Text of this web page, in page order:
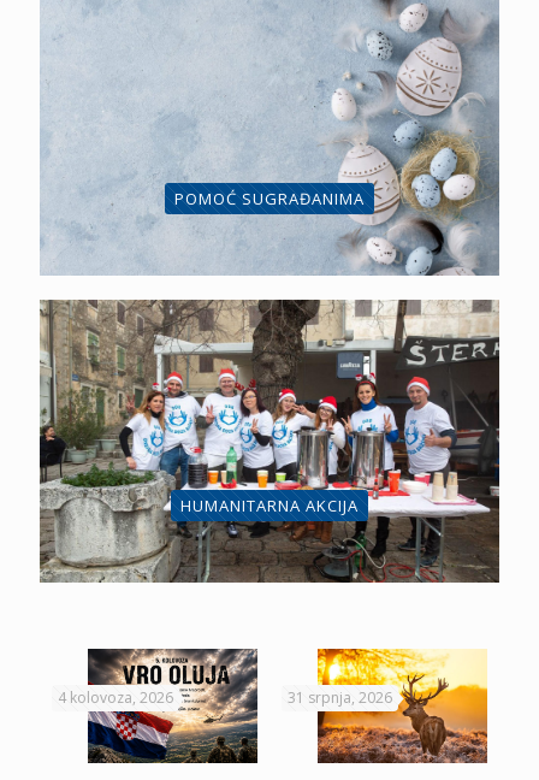
POMOĆ SUGRAĐANIMA
HUMANITARNA AKCIJA
4 kolovoza, 2026 31 srpnja, 2026